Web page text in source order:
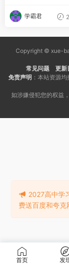
学霸君
Copyright © xue-
常见问题
更新
免责声明 ：本站资源
如涉嫌侵犯您的权益
首页 发
2027高中学
费送百度和夸克